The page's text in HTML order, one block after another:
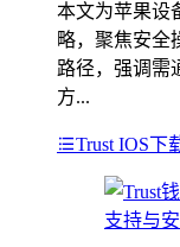
本文为苹果设
略，聚焦安全
路径，强调需
方...
Trust IOS下